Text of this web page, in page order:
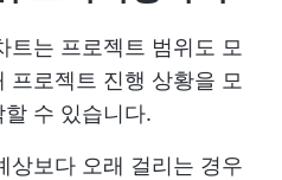
트는 프로젝트 범위도 모
프로젝트 진행 상황을 모
수 있습니다.
상보다 오래 걸리는 경우